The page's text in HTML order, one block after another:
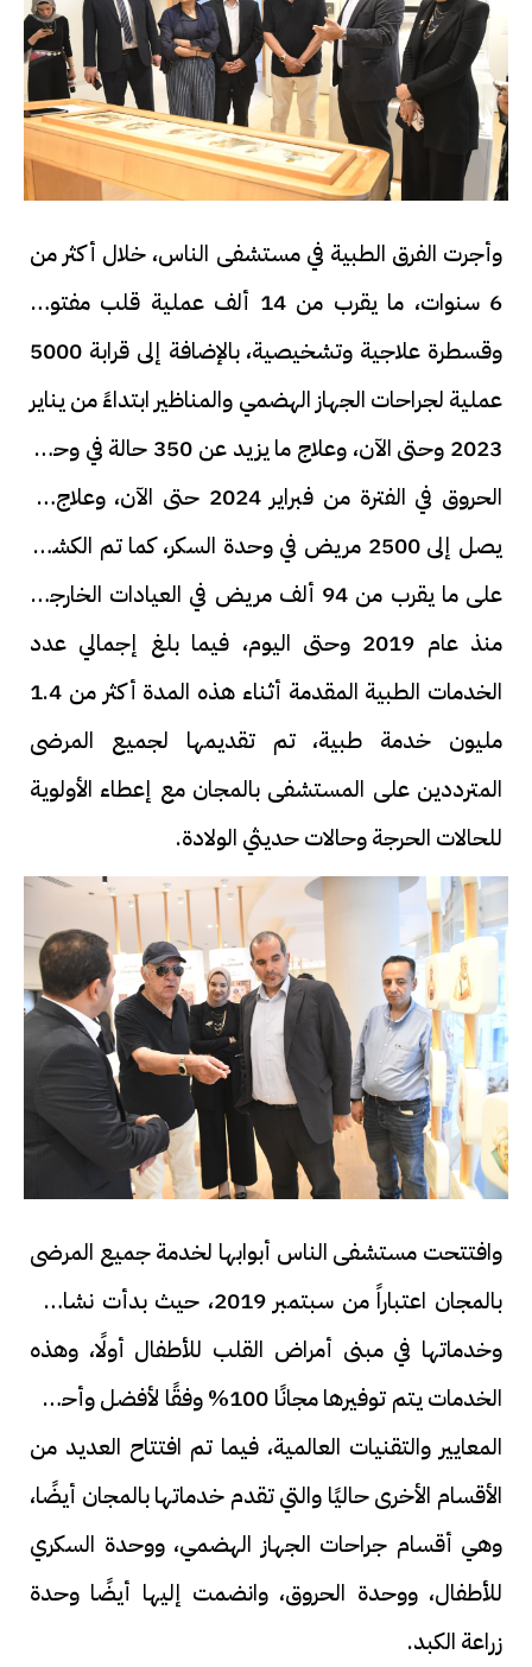
وأجرت الفرق الطبية في مستشفى الناس، خلال أكثر من
6 سنوات، ما يقرب من 14 ألف عملية قلب مفتوح،
وقسطرة علاجية وتشخيصية، بالإضافة إلى قرابة 5000
عملية لجراحات الجهاز الهضمي والمناظير ابتداءً من يناير
2023 وحتى الآن، وعلاج ما يزيد عن 350 حالة في وحدة
الحروق في الفترة من فبراير 2024 حتى الآن، وعلاج ما
يصل إلى 2500 مريض في وحدة السكر، كما تم الكشف
على ما يقرب من 94 ألف مريض في العيادات الخارجية
منذ عام 2019 وحتى اليوم، فيما بلغ إجمالي عدد
الخدمات الطبية المقدمة أثناء هذه المدة أكثر من 1.4
مليون خدمة طبية، تم تقديمها لجميع المرضى
المترددين على المستشفى بالمجان مع إعطاء الأولوية
للحالات الحرجة وحالات حديثي الولادة.
وافتتحت مستشفى الناس أبوابها لخدمة جميع المرضى
بالمجان اعتباراً من سبتمبر 2019، حيث بدأت نشاطها
وخدماتها في مبنى أمراض القلب للأطفال أولًا، وهذه
الخدمات يتم توفيرها مجانًا 100% وفقًا لأفضل وأحدث
المعايير والتقنيات العالمية، فيما تم افتتاح العديد من
الأقسام الأخرى حاليًا والتي تقدم خدماتها بالمجان أيضًا،
وهي أقسام جراحات الجهاز الهضمي، ووحدة السكري
للأطفال، ووحدة الحروق، وانضمت إليها أيضًا وحدة
زراعة الكبد.